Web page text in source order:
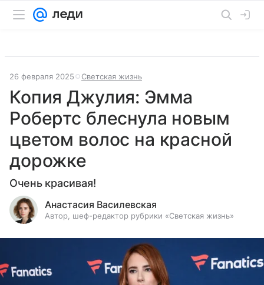
26 февраля 2025 Светская жизнь
Копия Джулия: Эмма
Робертс блеснула новым
цветом волос на красной
дорожке
Очень красивая!
Анастасия Василевская
Автор, шеф-редактор рубрики «Светская жизнь»